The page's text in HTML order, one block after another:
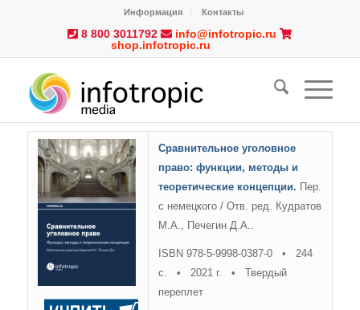
Информация Контакты
8 800 3011792
info@infotropic.ru
shop.infotropic.ru
Сравнительное уголовное
право: функции, методы и
теоретические концепции. Пер.
с немецкого / Отв. ред. Кудратов
М.А., Печегин Д.А..
ISBN 978-5-9998-0387-0 • 244
с. • 2021 г. • Твердый
переплет